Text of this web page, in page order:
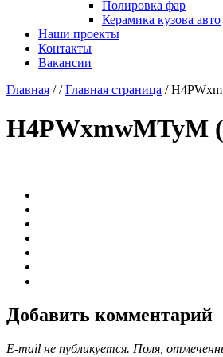
Полировка фар
Керамика кузова авто
Наши проекты
Контакты
Вакансии
Главная //Главная страница /
H4PWxmwMTyM
Добавить комментарий
E-mail не публикуется. Поля,